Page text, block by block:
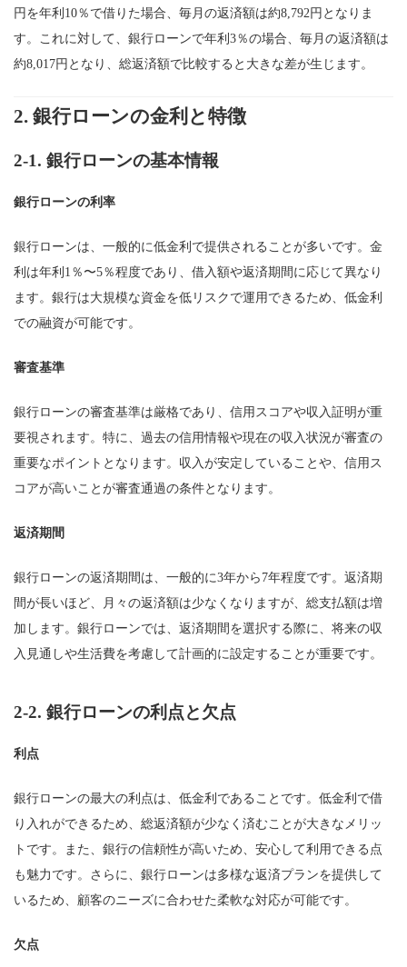
円を年利10％で借りた場合、毎月の返済額は約8,792円となりま
す。これに対して、銀行ローンで年利3％の場合、毎月の返済額は
約8,017円となり、総返済額で比較すると大きな差が生じます。
2. 銀行ローンの金利と特徴
2-1. 銀行ローンの基本情報
銀行ローンの利率
銀行ローンは、一般的に低金利で提供されることが多いです。金
利は年利1％〜5％程度であり、借入額や返済期間に応じて異なり
ます。銀行は大規模な資金を低リスクで運用できるため、低金利
での融資が可能です。
審査基準
銀行ローンの審査基準は厳格であり、信用スコアや収入証明が重
要視されます。特に、過去の信用情報や現在の収入状況が審査の
重要なポイントとなります。収入が安定していることや、信用ス
コアが高いことが審査通過の条件となります。
返済期間
銀行ローンの返済期間は、一般的に3年から7年程度です。返済期
間が長いほど、月々の返済額は少なくなりますが、総支払額は増
加します。銀行ローンでは、返済期間を選択する際に、将来の収
入見通しや生活費を考慮して計画的に設定することが重要です。
2-2. 銀行ローンの利点と欠点
利点
銀行ローンの最大の利点は、低金利であることです。低金利で借
り入れができるため、総返済額が少なく済むことが大きなメリッ
トです。また、銀行の信頼性が高いため、安心して利用できる点
も魅力です。さらに、銀行ローンは多様な返済プランを提供して
いるため、顧客のニーズに合わせた柔軟な対応が可能です。
欠点